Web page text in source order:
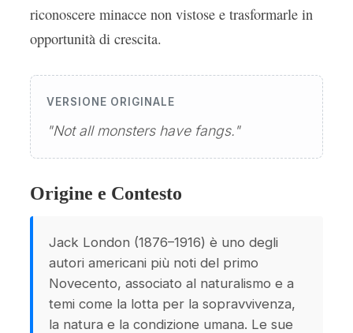
riconoscere minacce non vistose e trasformarle in
opportunità di crescita.
VERSIONE ORIGINALE
"Not all monsters have fangs."
Origine e Contesto
Jack London (1876–1916) è uno degli
autori americani più noti del primo
Novecento, associato al naturalismo e a
temi come la lotta per la sopravvivenza,
la natura e la condizione umana. Le sue